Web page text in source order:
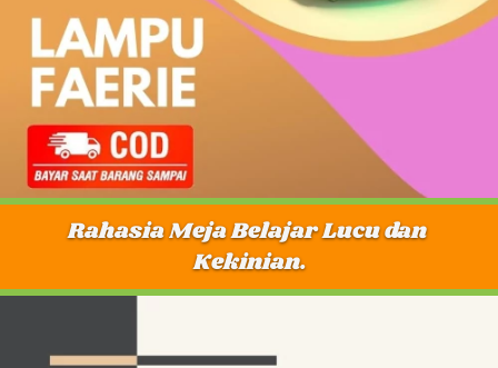
Rahasia Meja Belajar Lucu dan
Kekinian.